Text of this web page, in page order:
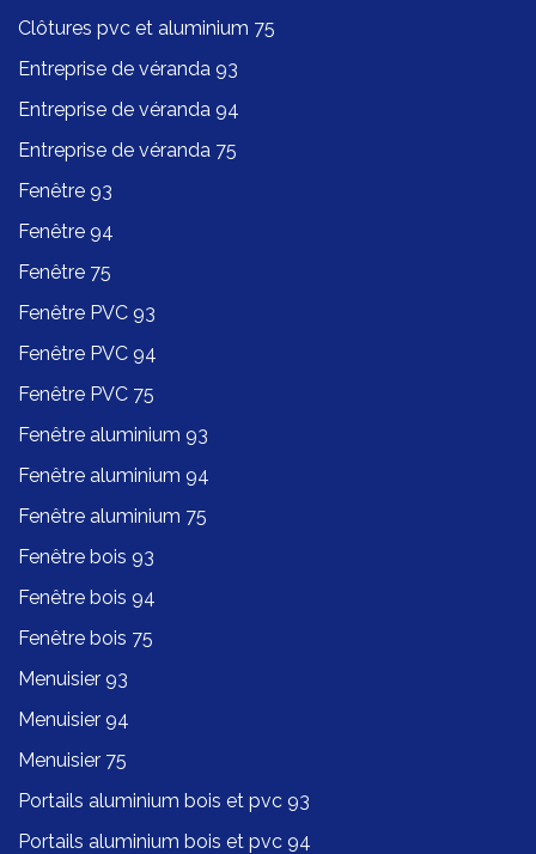
Clôtures pvc et aluminium 75
Entreprise de véranda 93
Entreprise de véranda 94
Entreprise de véranda 75
Fenêtre 93
Fenêtre 94
Fenêtre 75
Fenêtre PVC 93
Fenêtre PVC 94
Fenêtre PVC 75
Fenêtre aluminium 93
Fenêtre aluminium 94
Fenêtre aluminium 75
Fenêtre bois 93
Fenêtre bois 94
Fenêtre bois 75
Menuisier 93
Menuisier 94
Menuisier 75
Portails aluminium bois et pvc 93
Portails aluminium bois et pvc 94